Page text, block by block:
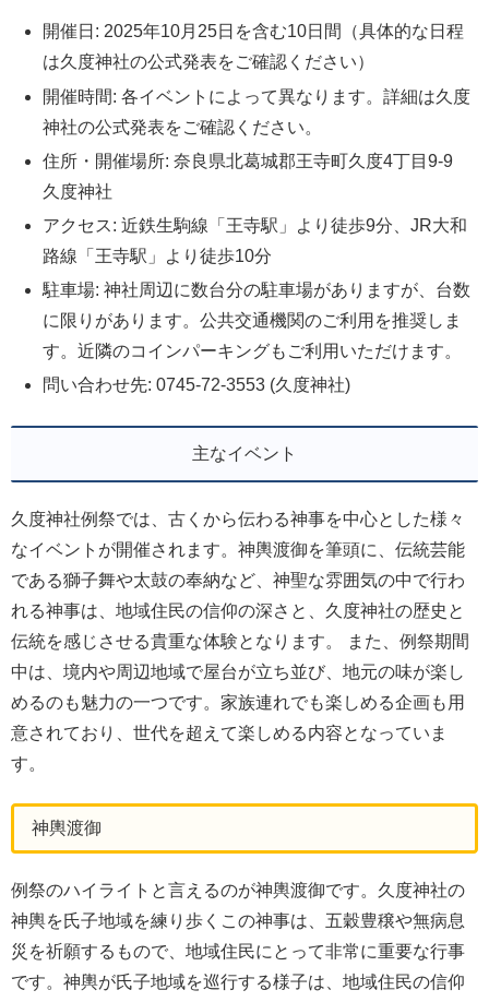
開催日: 2025年10月25日を含む10日間（具体的な日程
は久度神社の公式発表をご確認ください）
開催時間: 各イベントによって異なります。詳細は久度
神社の公式発表をご確認ください。
住所・開催場所: 奈良県北葛城郡王寺町久度4丁目9-9
久度神社
アクセス: 近鉄生駒線「王寺駅」より徒歩9分、JR大和
路線「王寺駅」より徒歩10分
駐車場: 神社周辺に数台分の駐車場がありますが、台数
に限りがあります。公共交通機関のご利用を推奨しま
す。近隣のコインパーキングもご利用いただけます。
問い合わせ先: 0745-72-3553 (久度神社)
主なイベント
久度神社例祭では、古くから伝わる神事を中心とした様々
なイベントが開催されます。神輿渡御を筆頭に、伝統芸能
である獅子舞や太鼓の奉納など、神聖な雰囲気の中で行わ
れる神事は、地域住民の信仰の深さと、久度神社の歴史と
伝統を感じさせる貴重な体験となります。 また、例祭期間
中は、境内や周辺地域で屋台が立ち並び、地元の味が楽し
めるのも魅力の一つです。家族連れでも楽しめる企画も用
意されており、世代を超えて楽しめる内容となっていま
す。
神輿渡御
例祭のハイライトと言えるのが神輿渡御です。久度神社の
神輿を氏子地域を練り歩くこの神事は、五穀豊穣や無病息
災を祈願するもので、地域住民にとって非常に重要な行事
です。神輿が氏子地域を巡行する様子は、地域住民の信仰